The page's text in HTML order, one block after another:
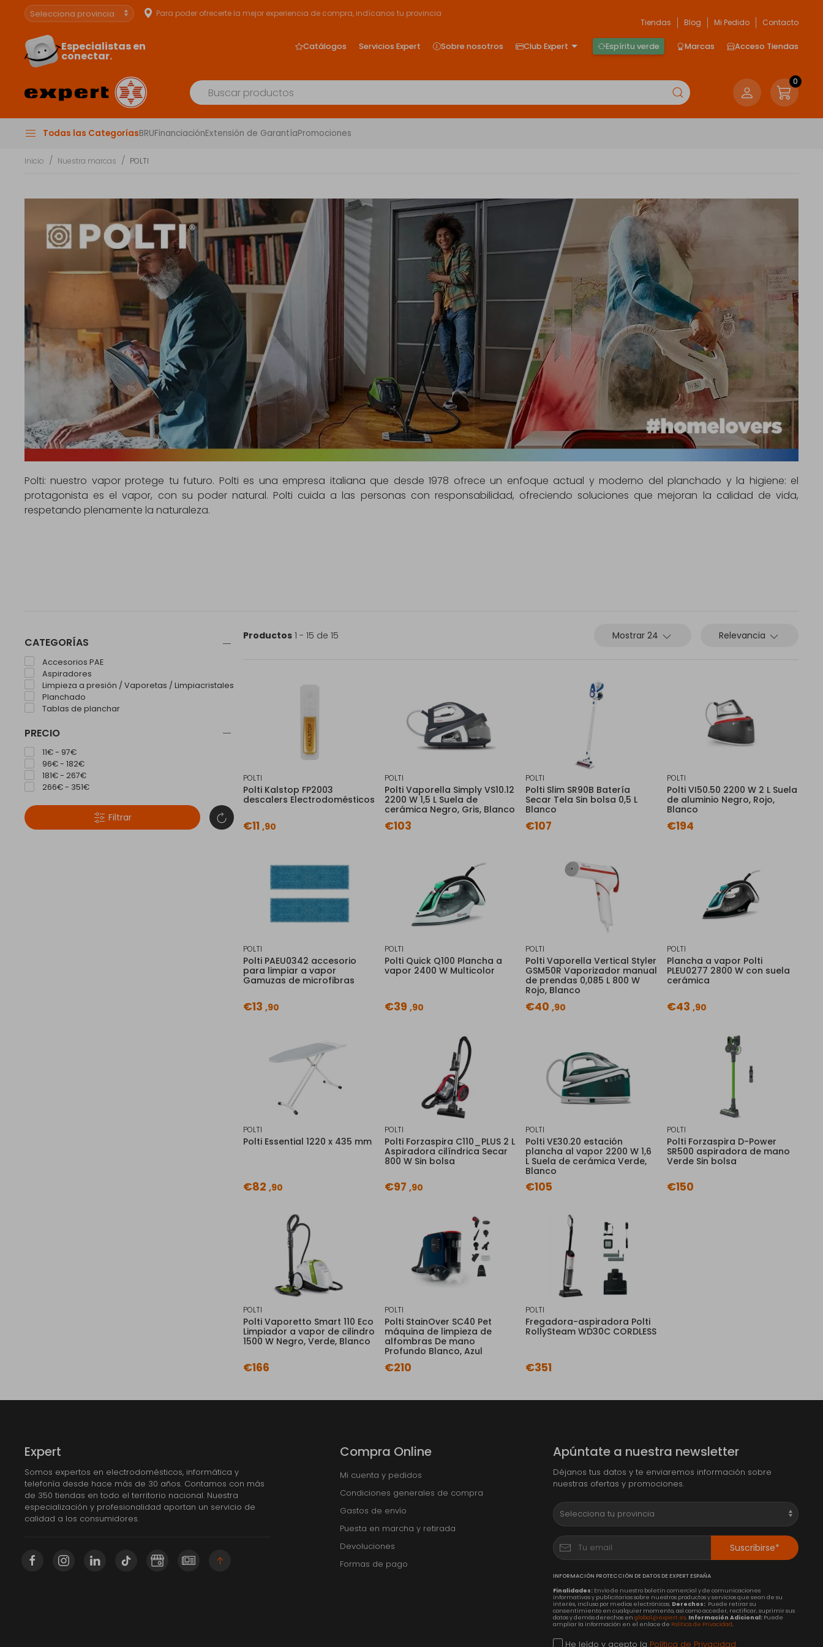
Para poder ofrecerte la mejor experiencia de compra, indícanos tu provincia
Tiendas
Blog Mi Pedido Contacto
Especialistas en
conectar.
Catálogos Servicios Expert Sobre nosotros Club Expert Espíritu verde Marcas Acceso Tiendas
0
Todas las CategoríasBRUFinanciaciónExtensión de GarantíaPromociones
Inicio Nuestra marcas POLTI
Polti: nuestro vapor protege tu futuro. Polti es una empresa italiana que desde 1978 ofrece un enfoque actual y moderno del planchado y la higiene: el
protagonista es el vapor, con su poder natural. Polti cuida a las personas con responsabilidad, ofreciendo soluciones que mejoran la calidad de vida,
respetando plenamente la naturaleza.
CATEGORÍAS
Accesorios PAE
Aspiradores
Limpieza a presión / Vaporetas / Limpiacristales
Planchado
Tablas de planchar
PRECIO
11€ - 97€
96€ - 182€
181€ - 267€
266€ - 351€
Filtrar
Productos 1 - 15 de 15 Mostrar 24 Relevancia
POLTI
Polti Kalstop FP2003
descalers Electrodomésticos
€11 ,90
POLTI
Polti Vaporella Simply VS10.12
2200 W 1,5 L Suela de
cerámica Negro, Gris, Blanco
€103
POLTI
Polti Slim SR90B Batería
Secar Tela Sin bolsa 0,5 L
Blanco
€107
POLTI
Polti VI50.50 2200 W 2 L Suela
de aluminio Negro, Rojo,
Blanco
€194
POLTI
Polti PAEU0342 accesorio
para limpiar a vapor
Gamuzas de microfibras
€13 ,90
POLTI
Polti Quick Q100 Plancha a
vapor 2400 W Multicolor
€39 ,90
POLTI
Polti Vaporella Vertical Styler
GSM50R Vaporizador manual
de prendas 0,085 L 800 W
Rojo, Blanco
€40 ,90
POLTI
Plancha a vapor Polti
PLEU0277 2800 W con suela
cerámica
€43 ,90
POLTI
Polti Essential 1220 x 435 mm
€82 ,90
POLTI
Polti Forzaspira C110_PLUS 2 L
Aspiradora cilíndrica Secar
800 W Sin bolsa
€97 ,90
POLTI
Polti VE30.20 estación
plancha al vapor 2200 W 1,6
L Suela de cerámica Verde,
Blanco
€105
POLTI
Polti Forzaspira D-Power
SR500 aspiradora de mano
Verde Sin bolsa
€150
POLTI
Polti Vaporetto Smart 110 Eco
Limpiador a vapor de cilindro
1500 W Negro, Verde, Blanco
€166
POLTI
Polti StainOver SC40 Pet
máquina de limpieza de
alfombras De mano
Profundo Blanco, Azul
€210
POLTI
Fregadora-aspiradora Polti
RollySteam WD30C CORDLESS
€351
Expert
Somos expertos en electrodomésticos, informática y
telefonía desde hace más de 30 años. Contamos con más
de 350 tiendas en todo el territorio nacional. Nuestra
especialización y profesionalidad aportan un servicio de
calidad a los consumidores.
Compra Online
Mi cuenta y pedidos
Condiciones generales de compra
Gastos de envío
Puesta en marcha y retirada
Devoluciones
Formas de pago
Apúntate a nuestra newsletter
Déjanos tus datos y te enviaremos información sobre
nuestras ofertas y promociones.
Suscribirse*
INFORMACIÓN PROTECCIÓN DE DATOS DE EXPERT ESPAÑA
Finalidades:Envío de nuestro boletín comercial y de comunicaciones
informativas y publicitarias sobre nuestros productos y servicios que sean de su
interés, incluso por medios electrónicos. Derechos:Puede retirar su
consentimiento en cualquier momento, así como acceder, rectificar, suprimir sus
datos y demás derechos en global@expert.es. Información Adicional:Puede
ampliar la información en el enlace de Política de Privacidad.
He leído y acepto la Política de Privacidad